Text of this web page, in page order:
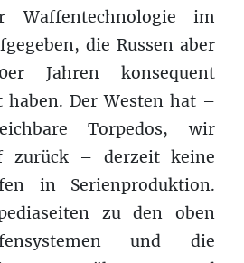
Waffentechnologie im
die Russen aber
Jahren konsequent
Der Westen hat –
Torpedos, wir
zurück – derzeit keine
in Serienproduktion.
zu den oben
und die